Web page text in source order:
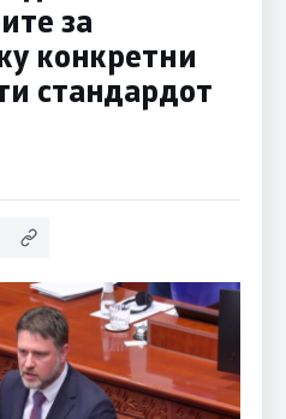
за
конкретни
стандардот